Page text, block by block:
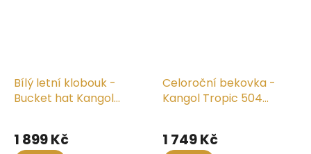
Bílý letní klobouk -
Bucket hat Kangol
1 899 Kč
Celoroční bekovka -
Kangol Tropic 504
1 749 Kč